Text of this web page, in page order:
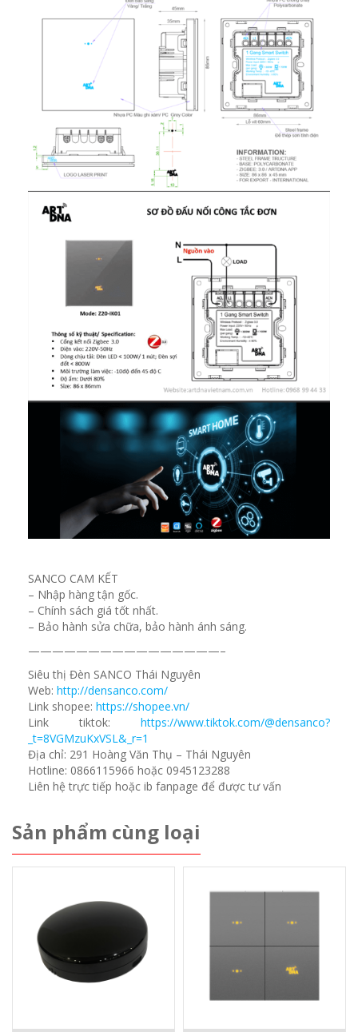
SANCO CAM KẾT
– Nhập hàng tận gốc.
– Chính sách giá tốt nhất.
– Bảo hành sửa chữa, bảo hành ánh sáng.
————————————————–
Siêu thị Đèn SANCO Thái Nguyên
Web: http://densanco.com/
Link shopee: https://shopee.vn/
Link tiktok: https://www.tiktok.com/@densanco?
_t=8VGMzuKxVSL&_r=1
Địa chỉ: 291 Hoàng Văn Thụ – Thái Nguyên
Hotline: 0866115966 hoặc 0945123288
Liên hệ trực tiếp hoặc ib fanpage để được tư vấn
Sản phẩm cùng loại